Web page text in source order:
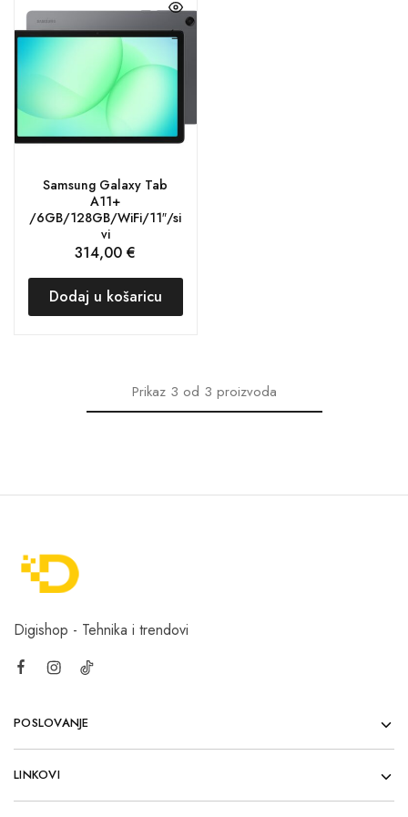
Samsung Galaxy Tab
A11+
/6GB/128GB/WiFi/11″/si
vi
314,00€
Dodaj u košaricu
Prikaz3 od 3 proizvoda
Digishop - Tehnika i trendovi
POSLOVANJE
LINKOVI